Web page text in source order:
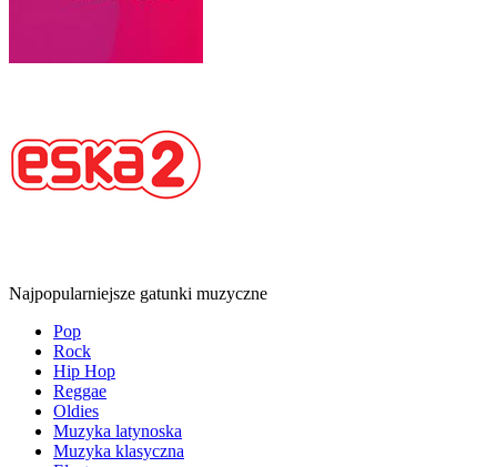
Najpopularniejsze gatunki muzyczne
Pop
Rock
Hip Hop
Reggae
Oldies
Muzyka latynoska
Muzyka klasyczna